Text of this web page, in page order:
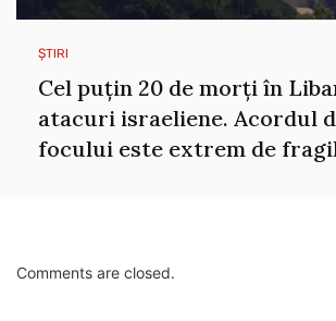
ȘTIRI
Cel puțin 20 de morți în
atacuri israeliene. Acordul
focului este extrem de
Comments are closed.